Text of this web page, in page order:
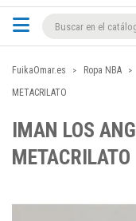
FuikaOmar.es Ropa NBA
METACRILATO
IMAN LOS
METACRILATO